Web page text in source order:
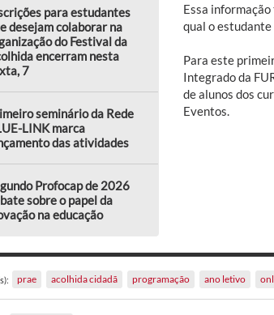
para estudantes
desejam colaborar na
do Festival da
encerram nesta
7
seminário da Rede
LINK marca
das atividades
Profocap de 2026
sobre o papel da
na educação
Essa
qual o estudante
Para este
Integrado da
de alunos dos
Eventos.
prae acolhida cidadã programação ano letivo